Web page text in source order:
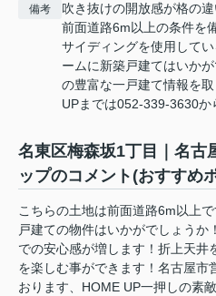
備考
吹き抜けの開放感が格の
前面道路6m以上の条件を
サイディングを使用して
ームに新築戸建てはいか
の豊富な一戸建て情報を
UPまでは052-339-3630
名東区梅森坂1丁目｜名古
ップのコメント(おすすめ
こちらの土地は前面道路6m以上
戸建ての物件はいかがでしょう
での安心感が増します！折上天井
を楽しむ事ができます！名古屋市
おります、HOME UP一押しの素